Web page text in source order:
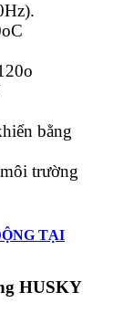
bằng
trường
TẠI
HUSKY